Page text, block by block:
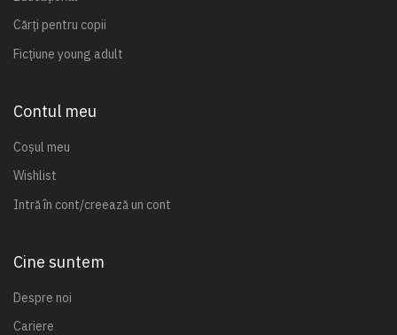
Cărți pentru copii
Ficțiune young adult
Contul meu
Coșul meu
Wishlist
Intră în cont/creează un cont
Cine suntem
Despre noi
Cariere